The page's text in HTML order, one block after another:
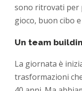
sono ritrovati per
gioco, buon cibo
Un team
La giornata è
trasformazioni